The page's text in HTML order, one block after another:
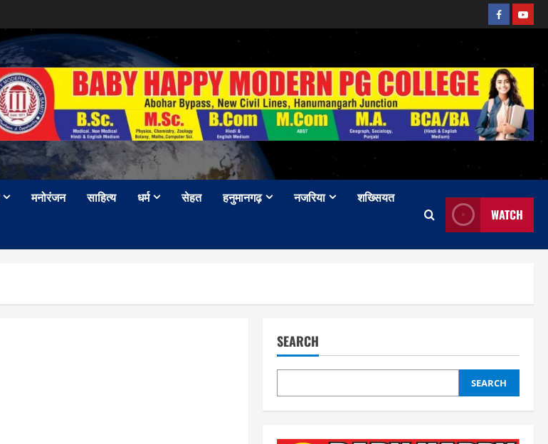
Facebook
मनोरंजन साहित्य धर्म सेहत हनुमानगढ़ नजरिया शख्सियत
WATCH
SEARCH
SEARCH